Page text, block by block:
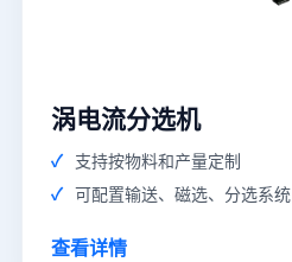
涡电流分选机
支持按物料和产量定制
可配置输送、磁选、分选系统
查看详情